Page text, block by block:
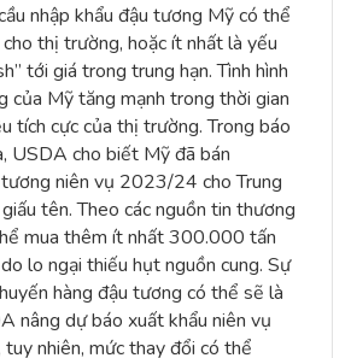
nhập khẩu đậu tương Mỹ có thể
thị trường, hoặc ít nhất là yếu
tới giá trong trung hạn. Tình hình
của Mỹ tăng mạnh trong thời gian
tích cực của thị trường. Trong báo
USDA cho biết Mỹ đã bán
niên vụ 2023/24 cho Trung
tên. Theo các nguồn tin thương
mua thêm ít nhất 300.000 tấn
lo ngại thiếu hụt nguồn cung. Sự
hàng đậu tương có thể sẽ là
nâng dự báo xuất khẩu niên vụ
nhiên, mức thay đổi có thể